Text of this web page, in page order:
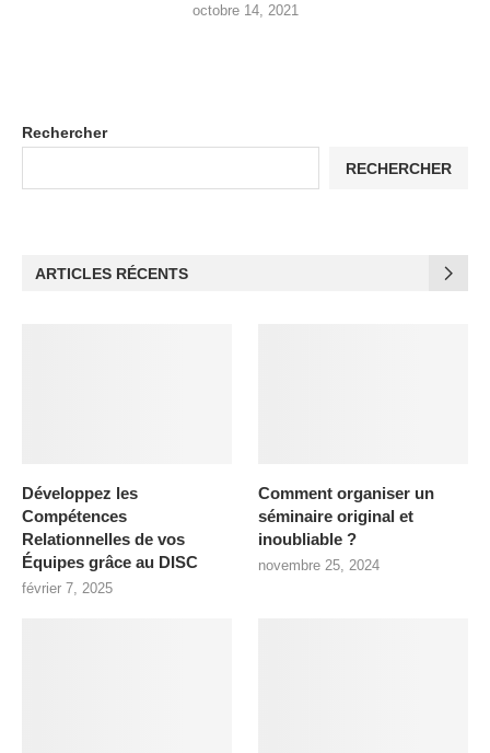
octobre 14, 2021
Rechercher
RECHERCHER
ARTICLES RÉCENTS
Développez les
Compétences
Relationnelles de vos
Équipes grâce au DISC
février 7, 2025
Comment organiser un
séminaire original et
inoubliable ?
novembre 25, 2024